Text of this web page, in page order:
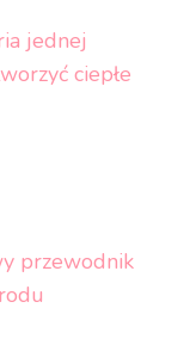
jednej
ciepłe
przewodnik